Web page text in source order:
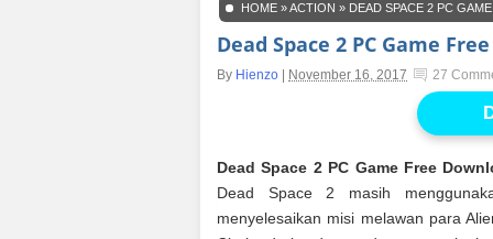
HOME »ACTION » DEAD SPACE 2 PC
Dead Space 2 PC Game
By Hienzo November 16, 2017 27
Dead Space 2 PC Game Free
Dead Space 2 masih
menyelesaikan misi melawan para